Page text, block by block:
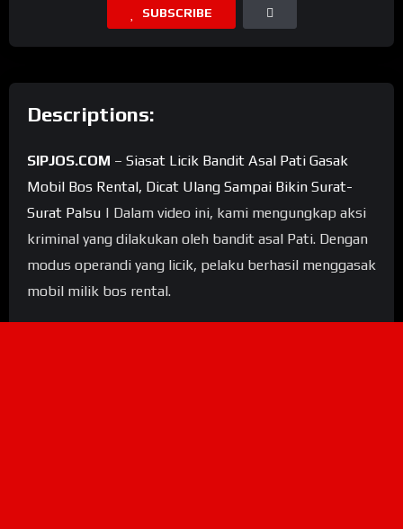
SUBSCRIBE
Descriptions:
SIPJOS.COM – Siasat Licik Bandit Asal Pati Gasak
Mobil Bos Rental, Dicat Ulang Sampai Bikin Surat-
Surat Palsu | Dalam video ini, kami mengungkap aksi
kriminal yang dilakukan oleh bandit asal Pati. Dengan
modus operandi yang licik, pelaku berhasil menggasak
mobil milik bos rental.